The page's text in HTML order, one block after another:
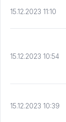
15.12.2023 11:10
15.12.2023 10:54
15.12.2023 10:39